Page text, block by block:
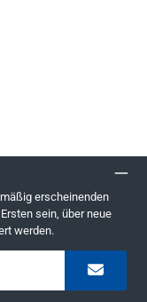
erscheinenden
sein, über neue
werden.